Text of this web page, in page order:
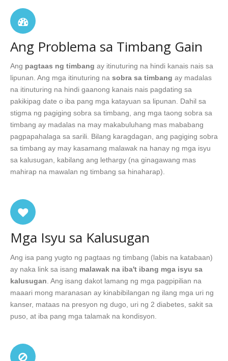
Ang Problema sa Timbang Gain
Ang pagtaas ng timbang ay itinuturing na hindi kanais nais sa
lipunan. Ang mga itinuturing na sobra sa timbang ay madalas
na itinuturing na hindi gaanong kanais nais pagdating sa
pakikipag date o iba pang mga katayuan sa lipunan. Dahil sa
stigma ng pagiging sobra sa timbang, ang mga taong sobra sa
timbang ay madalas na may makabuluhang mas mababang
pagpapahalaga sa sarili. Bilang karagdagan, ang pagiging sobra
sa timbang ay may kasamang malawak na hanay ng mga isyu
sa kalusugan, kabilang ang lethargy (na ginagawang mas
mahirap na mawalan ng timbang sa hinaharap).
Mga Isyu sa Kalusugan
Ang isa pang yugto ng pagtaas ng timbang (labis na katabaan)
ay naka link sa isang malawak na iba't ibang mga isyu sa
kalusugan . Ang isang dakot lamang ng mga pagpipilian na
maaari mong maranasan ay kinabibilangan ng ilang mga uri ng
kanser, mataas na presyon ng dugo, uri ng 2 diabetes, sakit sa
puso, at iba pang mga talamak na kondisyon.